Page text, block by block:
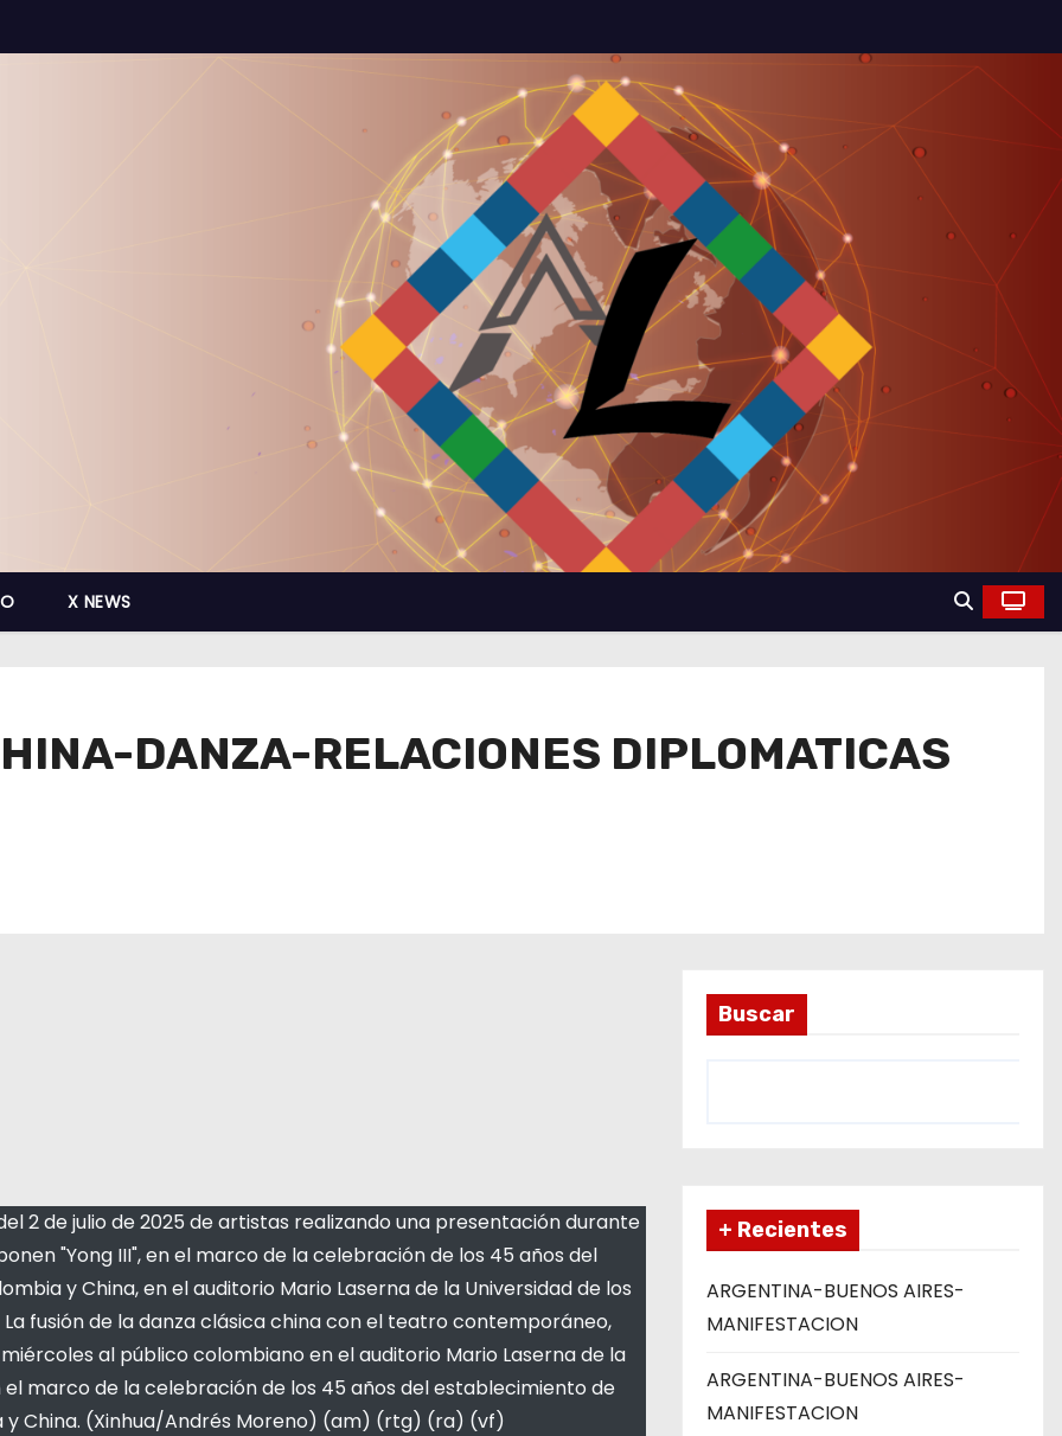
X NEWS
DANZA-RELACIONES DIPLOMATICAS
2 de julio de 2025 de artistas realizando una presentación durante
"Yong III", en el marco de la celebración de los 45 años del
y China, en el auditorio Mario Laserna de la Universidad de los
fusión de la danza clásica china con el teatro contemporáneo,
al público colombiano en el auditorio Mario Laserna de la
el marco de la celebración de los 45 años del establecimiento de
China. (Xinhua/Andrés Moreno) (am) (rtg) (ra) (vf)
Buscar
+ Recientes
ARGENTINA-BUENOS AIRES-
MANIFESTACION
ARGENTINA-BUENOS AIRES-
MANIFESTACION